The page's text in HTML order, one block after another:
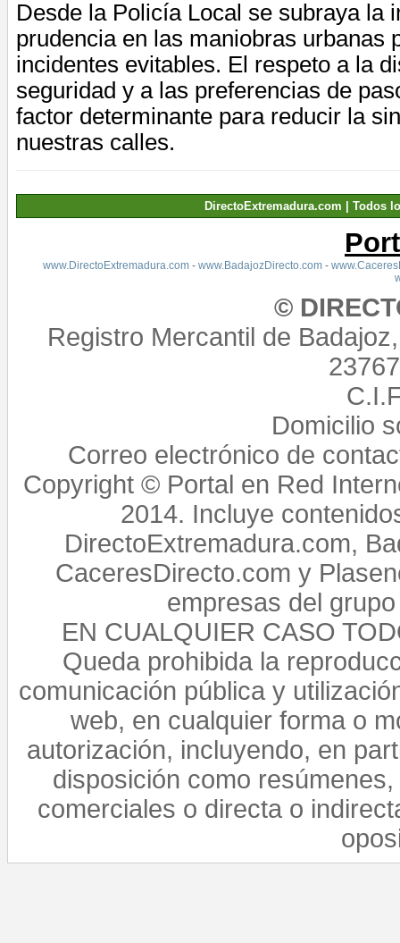
Desde la Policía Local se subraya la
prudencia en las maniobras urbanas
incidentes evitables. El respeto a la
seguridad y a las preferencias de
factor determinante para reducir la
nuestras calles.
DirectoExtremadura.com | Todos
www.DirectoExtremadura.com- www.BadajozDirecto.com-
©
Registro Mercantil de
Domicilio
Correo electrónico de
Copyright © Portal en Red
2014. Incluye
DirectoExtremadura.com,
CaceresDirecto.com y
empresas del
EN CUALQUIER CASO
Queda prohibida la
comunicación pública y
web, en cualquier forma o
autorización, incluyendo, en
disposición como
comerciales o directa o